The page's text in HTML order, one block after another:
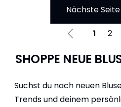
Nächste
1 2
SHOPPE NEUE
Suchst du nach neuen
Trends und deinem